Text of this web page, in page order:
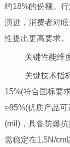
约18%的份额。
演进，消费者对
性提出更高要求。
关键性能维
关键技术指标
15%(符合国标要
≥85%(优质产品
(mil)，具备防爆
需稳定在1.5N/cm